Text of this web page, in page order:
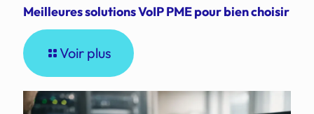
Meilleures solutions VoIP PME pour bien choisir
Voir plus